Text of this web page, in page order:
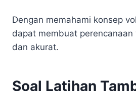
Dengan memahami konsep
dapat membuat
dan akurat.
Soal Latihan